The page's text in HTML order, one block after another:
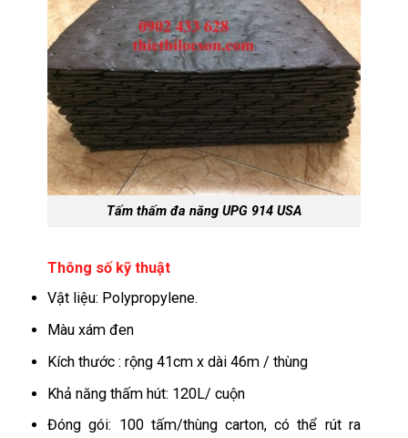
Tấm thấm đa năng UPG 914 USA
Thông số kỹ thuật
Vật liệu: Polypropylene.
Màu xám đen
Kích thước : rộng 41cm x dài 46m / thùng
Khả năng thấm hút: 120L/ cuộn
Đóng gói: 100 tấm/thùng carton, có thể rút ra